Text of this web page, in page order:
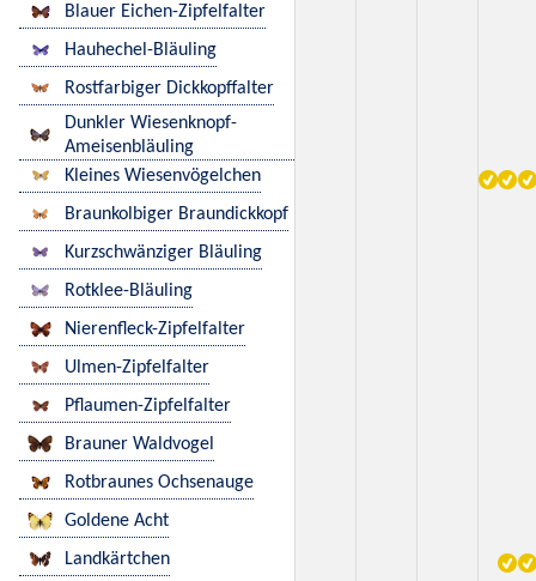
Blauer Eichen-Zipfelfalter
Hauhechel-Bläuling
Rostfarbiger Dickkopffalter
Dunkler Wiesenknopf-
Ameisenbläuling
Kleines Wiesenvögelchen
Braunkolbiger Braundickkopf
Kurzschwänziger Bläuling
Rotklee-Bläuling
Nierenfleck-Zipfelfalter
Ulmen-Zipfelfalter
Pflaumen-Zipfelfalter
Brauner Waldvogel
Rotbraunes Ochsenauge
Goldene Acht
Landkärtchen